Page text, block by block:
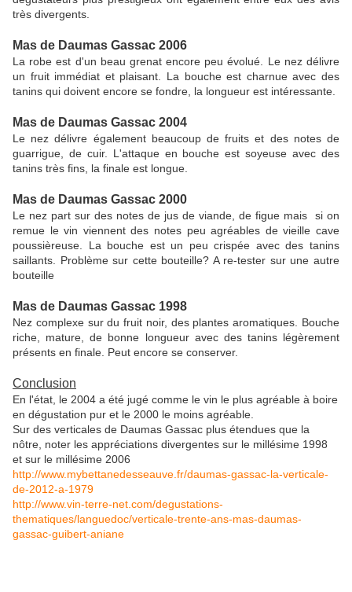
très divergents.
Mas de Daumas Gassac 2006
La robe est d'un beau grenat encore peu évolué. Le nez délivre
un fruit immédiat et plaisant. La bouche est charnue avec des
tanins qui doivent encore se fondre, la longueur est intéressante.
Mas de Daumas Gassac 2004
Le nez délivre également beaucoup de fruits et des notes de
guarrigue, de cuir. L'attaque en bouche est soyeuse avec des
tanins très fins, la finale est longue.
Mas de Daumas Gassac 2000
Le nez part sur des notes de jus de viande, de figue mais si on
remue le vin viennent des notes peu agréables de vieille cave
poussièreuse. La bouche est un peu crispée avec des tanins
saillants. Problème sur cette bouteille? A re-tester sur une autre
bouteille
Mas de Daumas Gassac 1998
Nez complexe sur du fruit noir, des plantes aromatiques. Bouche
riche, mature, de bonne longueur avec des tanins légèrement
présents en finale. Peut encore se conserver.
Conclusion
En l'état, le 2004 a été jugé comme le vin le plus agréable à boire
en dégustation pur et le 2000 le moins agréable.
Sur des verticales de Daumas Gassac plus étendues que la
nôtre, noter les appréciations divergentes sur le millésime 1998
et sur le millésime 2006
http://www.mybettanedesseauve.fr/daumas-gassac-la-verticale-
de-2012-a-1979
http://www.vin-terre-net.com/degustations-
thematiques/languedoc/verticale-trente-ans-mas-daumas-
gassac-guibert-aniane